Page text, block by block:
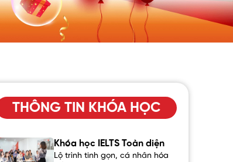
THÔNG TIN KHÓA HỌC
Khóa học IELTS Toàn diện
Lộ trình tinh gọn, cá nhân hóa